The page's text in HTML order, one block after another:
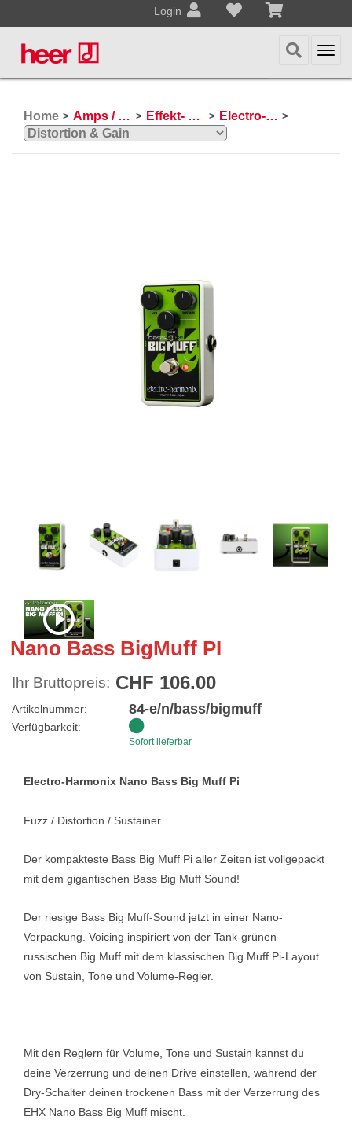
Login
Home > Amps / Effektpedale > Effekt- und Bodenpedale > Electro-Harmonix >
Nano Bass BigMuff PI
Ihr Bruttopreis: CHF 106.00
Artikelnummer: 84-e/n/bass/bigmuff
Verfügbarkeit:
Sofort lieferbar
Electro-Harmonix Nano Bass Big Muff Pi
Fuzz / Distortion / Sustainer
Der kompakteste Bass Big Muff Pi aller Zeiten ist vollgepackt
mit dem gigantischen Bass Big Muff Sound!
Der riesige Bass Big Muff-Sound jetzt in einer Nano-
Verpackung. Voicing inspiriert von der Tank-grünen
russischen Big Muff mit dem klassischen Big Muff Pi-Layout
von Sustain, Tone und Volume-Regler.
Mit den Reglern für Volume, Tone und Sustain kannst du
deine Verzerrung und deinen Drive einstellen, während der
Dry-Schalter deinen trockenen Bass mit der Verzerrung des
EHX Nano Bass Big Muff mischt.